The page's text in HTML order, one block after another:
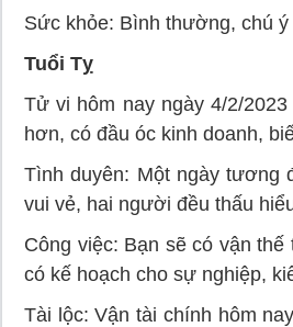
Sức khỏe: Bình thường, chú
Tuổi Tỵ
Tử vi hôm nay ngày 4/2/
hơn, có đầu óc kinh doanh,
Tình duyên: Một ngày tương
vui vẻ, hai người đều thấu
Công việc: Bạn sẽ có vận
có kế hoạch cho sự nghiệp,
Tài lộc: Vận tài chính hôm